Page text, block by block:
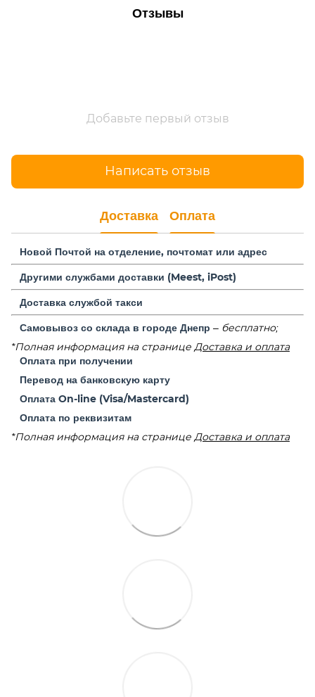
Отзывы
Добавьте первый отзыв
Написать отзыв
Доставка Оплата
Новой Почтой на отделение, почтомат или адрес
Другими службами доставки (Meest, iPost)
Доставка службой такси
Самовывоз со склада в городе Днепр – бесплатно;
*Полная информация на странице Доставка и оплата
Оплата при получении
Перевод на банковскую карту
Оплата On-line (Visa/Mastercard)
Оплата по реквизитам
*Полная информация на странице Доставка и оплата